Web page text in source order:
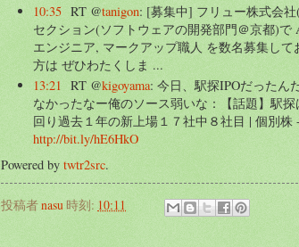
10:35 RT @tanigon: [募集中] フリュー株式会
セクション(ソフトウェアの開発部門＠京都)で
エンジニア, マークアップ職人 を数名募集して
方は ぜひわたくしま ...
13:21 RT @kigoyama: 今日、駅探IPOだったん
なかったなー俺のソース弱いな：【話題】駅
回り過去１年の新上場１７社中８社目 | 個別株
http://bit.ly/hE6HkO
Powered by twtr2src.
投稿者nasu時刻: 10:11